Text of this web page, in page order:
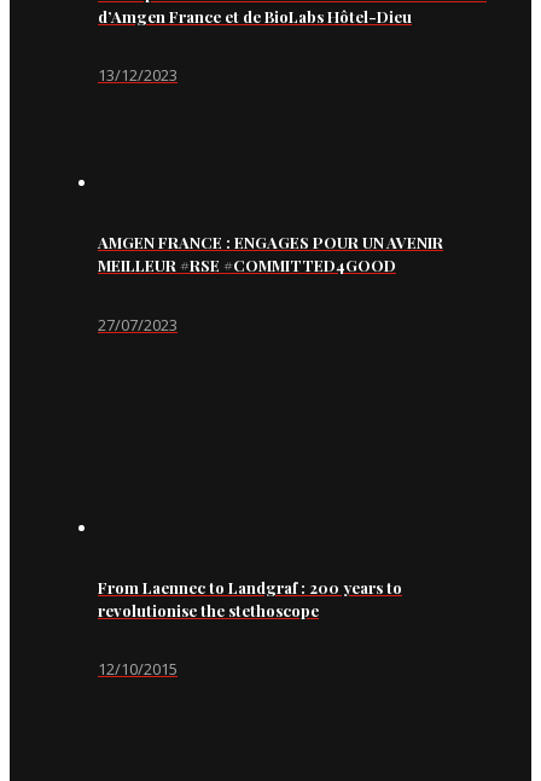
d’Amgen France et de BioLabs Hôtel-Dieu
13/12/2023
AMGEN FRANCE : ENGAGES POUR UN AVENIR
MEILLEUR #RSE #COMMITTED4GOOD
27/07/2023
From Laennec to Landgraf : 200 years to
revolutionise the stethoscope
12/10/2015